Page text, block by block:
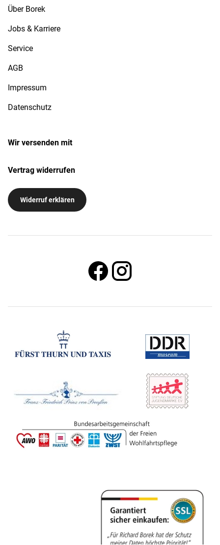
Über Borek
Jobs & Karriere
Service
AGB
Impressum
Datenschutz
Wir versenden mit
Vertrag widerrufen
Widerruf erklären